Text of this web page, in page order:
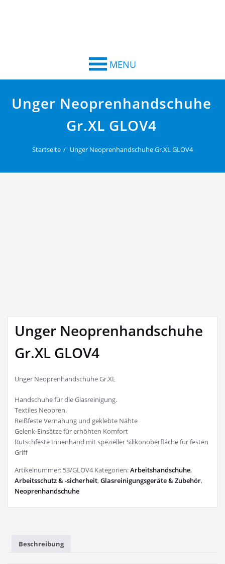
MENU
Unger Neoprenhandschuhe
Gr.XL GLOV4
Startseite Unger Neoprenhandschuhe Gr.XL GLOV4
Unger Neoprenhandschuhe
Gr.XL GLOV4
Unger Neoprenhandschuhe Gr.XL
Handschuhe für die Glasreinigung.
Textiles Neopren.
Reißfeste Vernähung und geklebte Nähte
Gelenk-Einsätze für erhöhten Komfort
Rutschfeste Innenhand mit spezieller Silikonoberfläche für festen
Griff
Artikelnummer: 53/GLOV4 Kategorien:Arbeitshandschuhe,
Arbeitsschutz & -sicherheit,Glasreinigungsgeräte & Zubehör,
Neoprenhandschuhe
Beschreibung